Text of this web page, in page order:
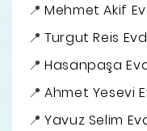
Mehmet Akif
Turgut Reis
Hasanpaşa
Ahmet Yesevi
Yavuz Selim